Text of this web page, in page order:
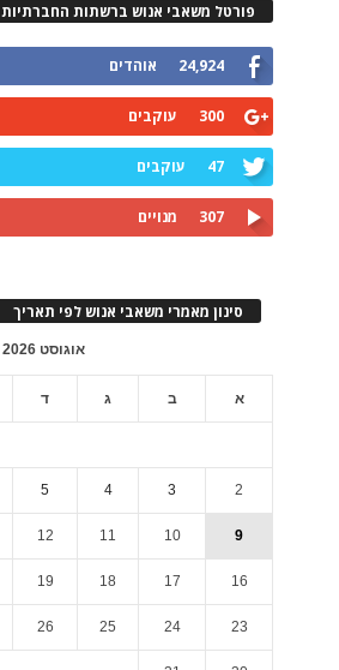
פורטל משאבי אנוש ברשתות החברתיות
24,924 אוהדים
300 עוקבים
47 עוקבים
307 מנויים
סינון מאמרי משאבי אנוש לפי תאריך
אוגוסט 2026
א ב ג ד
2
3
4
5
9
10
11
12
16
17
18
19
23
24
25
26